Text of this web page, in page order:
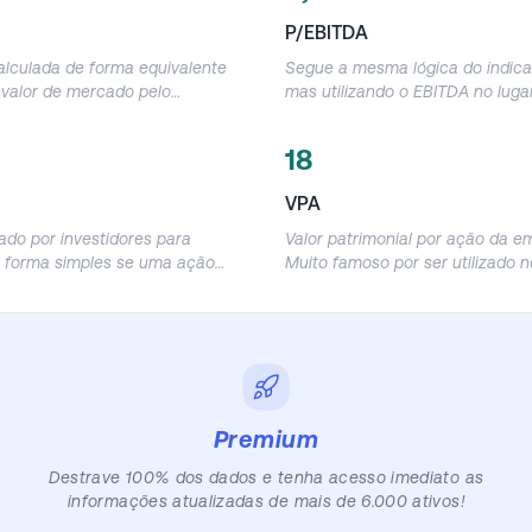
de forma equivalente
de mercado pelo
receita anual.
P/EBITDA
Segue a mesma lógica do
mas utilizando o EBITDA no
operacional.
por investidores para
forma simples se uma ação
pois acaba tendo
18
VPA
Valor patrimonial por ação da
Muito famoso por ser utilizado
cautela, já que o patrimônio
Premium
Destrave 100% dos dados e tenha acesso imediato as
informações atualizadas de mais de 6.000 ativos!